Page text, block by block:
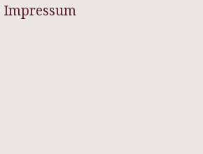
Impressum